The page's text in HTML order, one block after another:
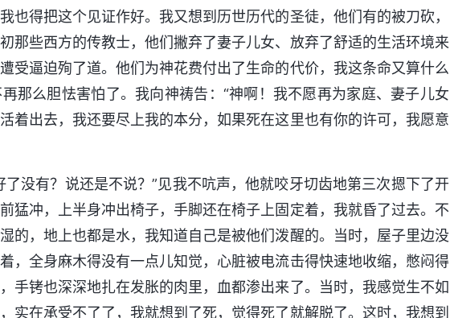
也得把这个见证作好。我又想到历世历代的圣徒，他们有的被刀砍，
那些西方的传教士，他们撇弃了妻子儿女、放弃了舒适的生活环境来
受逼迫殉了道。他们为神花费付出了生命的代价，我这条命又算什么
那么胆怯害怕了。我向神祷告：“神啊！我不愿再为家庭、妻子儿女
着出去，我还要尽上我的本分，如果死在这里也有你的许可，我愿意
没有？说还是不说？”见我不吭声，他就咬牙切齿地第三次摁下了开
猛冲，上半身冲出椅子，手脚还在椅子上固定着，我就昏了过去。不
的，地上也都是水，我知道自己是被他们泼醒的。当时，屋子里边没
，全身麻木得没有一点儿知觉，心脏被电流击得快速地收缩，憋闷得
手铐也深深地扎在发胀的肉里，血都渗出来了。当时，我感觉生不如
实在承受不了了，我就想到了死，觉得死了就解脱了。这时，我想到